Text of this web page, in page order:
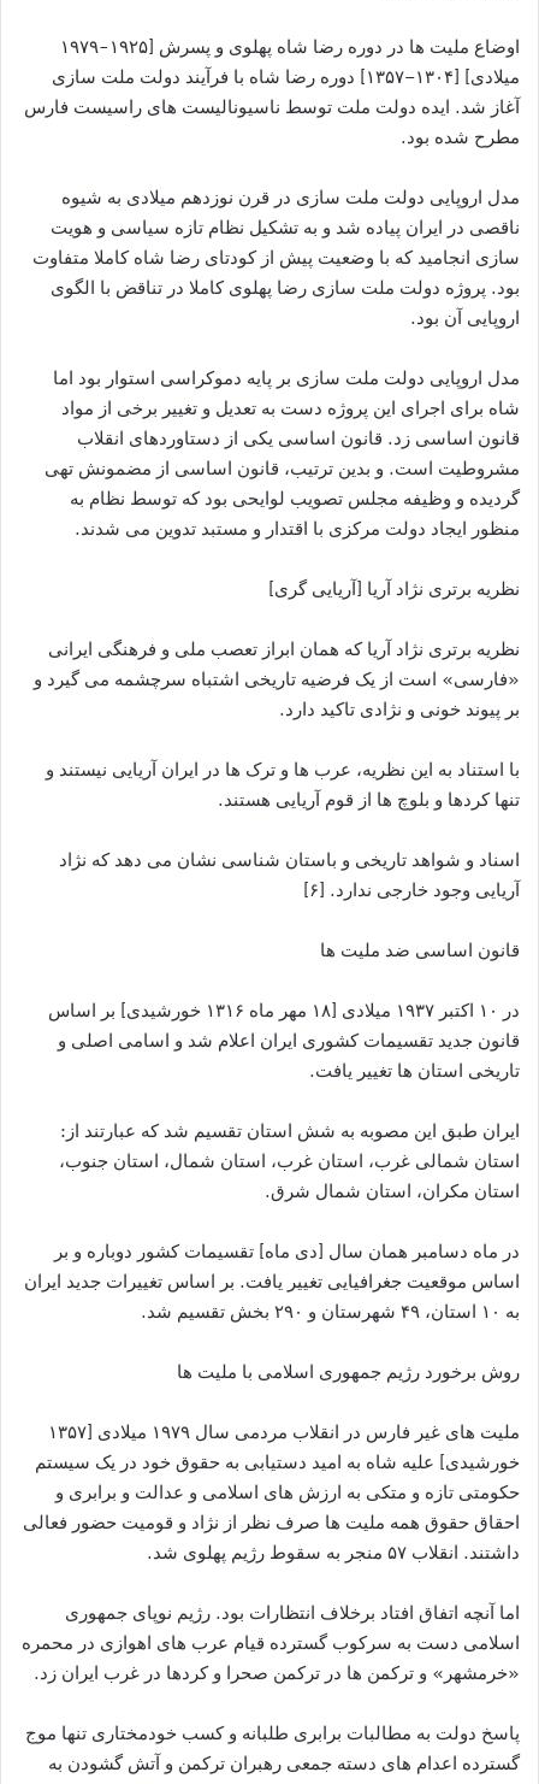
اوضاع ملیت ها در دوره رضا شاه پهلوی و پسرش [۱۹۲۵-۱۹۷۹
میلادی] [۱۳۰۴–۱۳۵۷] دوره رضا شاه با فرآیند دولت ملت سازی
آغاز شد. ایده دولت ملت توسط ناسیونالیست های راسیست فارس
مطرح شده بود.
مدل اروپایی دولت ملت سازی در قرن نوزدهم میلادی به شیوه
ناقصی در ایران پیاده شد و به تشکیل نظام تازه سیاسی و هویت
سازی انجامید که با وضعیت پیش از کودتای رضا شاه کاملا متفاوت
بود. پروژه دولت ملت سازی رضا پهلوی کاملا در تناقض با الگوی
اروپایی آن بود.
مدل اروپایی دولت ملت سازی بر پایه دموکراسی استوار بود اما
شاه برای اجرای این پروژه دست به تعدیل و تغییر برخی از مواد
قانون اساسی زد. قانون اساسی یکی از دستاوردهای انقلاب
مشروطیت است. و بدین ترتیب، قانون اساسی از مضمونش تهی
گردیده و وظیفه مجلس تصویب لوایحی بود که توسط نظام به
منظور ایجاد دولت مرکزی با اقتدار و مستبد تدوین می شدند.
نظریه برتری نژاد آریا [آریایی گری]
نظریه برتری نژاد آریا که همان ابراز تعصب ملی و فرهنگی ایرانی
«فارسی» است از یک فرضیه تاریخی اشتباه سرچشمه می گیرد و
بر پیوند خونی و نژادی تاکید دارد.
با استناد به این نظریه، عرب ها و ترک ها در ایران آریایی نیستند و
تنها کردها و بلوچ ها از قوم آریایی هستند.
اسناد و شواهد تاریخی و باستان شناسی نشان می دهد که نژاد
آریایی وجود خارجی ندارد. [۶]
قانون اساسی ضد ملیت ها
در ۱۰ اکتبر ۱۹۳۷ میلادی [۱۸ مهر ماه ۱۳۱۶ خورشیدی] بر اساس
قانون جدید تقسیمات کشوری ایران اعلام شد و اسامی اصلی و
تاریخی استان ها تغییر یافت.
ایران طبق این مصوبه به شش استان تقسیم شد که عبارتند از:
استان شمالی غرب، استان غرب، استان شمال، استان جنوب،
استان مکران، استان شمال شرق.
در ماه دسامبر همان سال [دی ماه] تقسیمات کشور دوباره و بر
اساس موقعیت جغرافیایی تغییر یافت. بر اساس تغییرات جدید ایران
به ۱۰ استان، ۴۹ شهرستان و ۲۹۰ بخش تقسیم شد.
روش برخورد رژیم جمهوری اسلامی با ملیت ها
ملیت های غیر فارس در انقلاب مردمی سال ۱۹۷۹ میلادی [۱۳۵۷
خورشیدی] علیه شاه به امید دستیابی به حقوق خود در یک سیستم
حکومتی تازه و متکی به ارزش های اسلامی و عدالت و برابری و
احقاق حقوق همه ملیت ها صرف نظر از نژاد و قومیت حضور فعالی
داشتند. انقلاب ۵۷ منجر به سقوط رژیم پهلوی شد.
اما آنچه اتفاق افتاد برخلاف انتظارات بود. رژیم نوپای جمهوری
اسلامی دست به سرکوب گسترده قیام عرب های اهوازى در محمره
«خرمشهر» و ترکمن ها در ترکمن صحرا و کردها در غرب ایران زد.
پاسخ دولت به مطالبات برابری طلبانه و کسب خودمختاری تنها موج
گسترده اعدام های دسته جمعی رهبران ترکمن و آتش گشودن به